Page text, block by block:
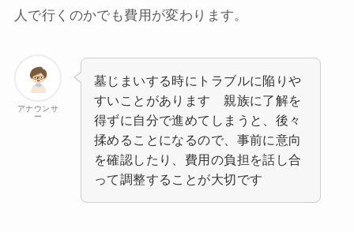
人で行くのかでも費用が変わります。
アナウンサ
ー
墓じまいする時にトラブルに陥りや
すいことがあります 親族に了解を
得ずに自分で進めてしまうと、後々
揉めることになるので、事前に意向
を確認したり、費用の負担を話し合
って調整することが大切です